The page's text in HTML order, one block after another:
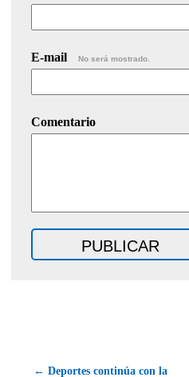
E-mail No será mostrado.
Comentario
← Deportes continúa con la